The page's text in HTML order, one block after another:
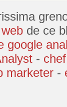
de ce
google
-
marketer -